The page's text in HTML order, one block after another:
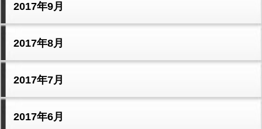
2017年9月
2017年8月
2017年7月
2017年6月